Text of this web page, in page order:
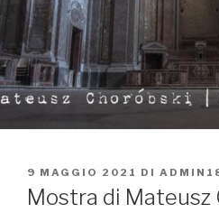
PUBBLICATO
IL
9 MAGGIO 2021 DI
Mostra di Mateusz